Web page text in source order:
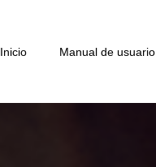
Inicio Manual de usuario